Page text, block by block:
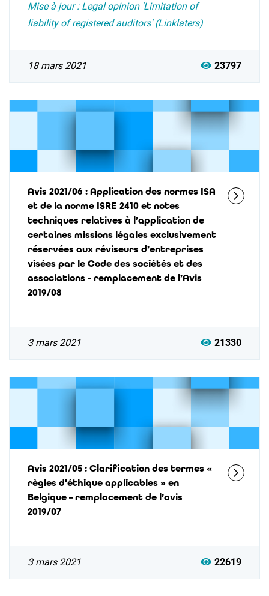
Mise à jour : Legal opinion 'Limitation of
liability of registered auditors' (Linklaters)
18 mars 2021 23797
Avis 2021/06 : Application des normes ISA
et de la norme ISRE 2410 et notes
techniques relatives à l’application de
certaines missions légales exclusivement
réservées aux réviseurs d’entreprises
visées par le Code des sociétés et des
associations - remplacement de l’Avis
2019/08
3 mars 2021 21330
Avis 2021/05 : Clarification des termes «
règles d'éthique applicables » en
Belgique – remplacement de l’avis
2019/07
3 mars 2021 22619